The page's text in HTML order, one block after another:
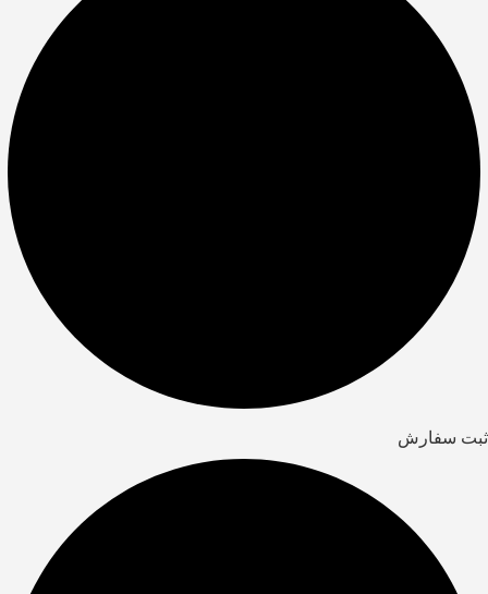
ثبت سفارش